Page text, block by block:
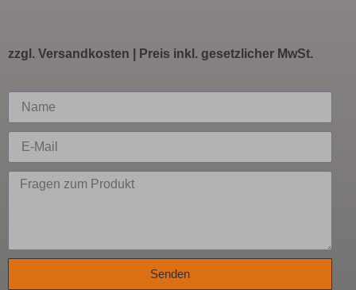
zzgl. Versandkosten | Preis inkl. gesetzlicher MwSt.
Senden